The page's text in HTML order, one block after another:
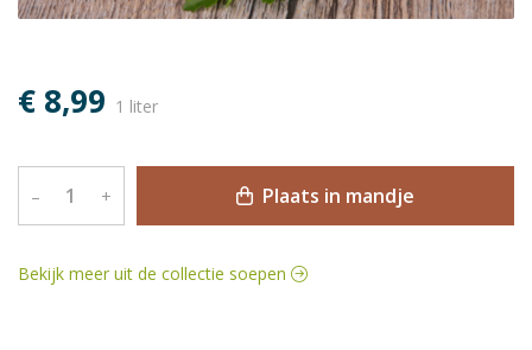
€ 8,99 1 liter
– + Plaats in mandje
Bekijk meer uit de collectie soepen